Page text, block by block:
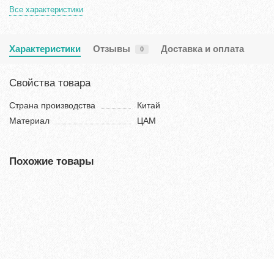
Все характеристики
Характеристики Отзывы 0 Доставка и оплата
Свойства товара
Страна производства
Китай
Материал
ЦАМ
Похожие товары